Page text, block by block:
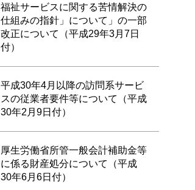
福祉サービスに関する苦情解決の
仕組みの指針」について」の一部
改正について（平成29年3月7日
付）
平成30年4月以降の訪問系サービ
スの従業者要件等について（平成
30年2月9日付）
厚生労働省所管一般会計補助金等
に係る財産処分について（平成
30年6月6日付）